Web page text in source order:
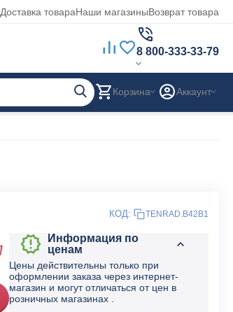
Доставка товараНаши магазиныВозврат товара
8 800-333-33-79
Корзина Аккаунт
КОД: TENRAD.В42B1
Информация по
ценам
Цены действительны только при
оформлении заказа через интернет-
магазин и могут отличаться от цен в
розничных магазинах .